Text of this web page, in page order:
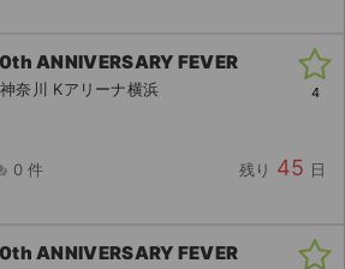
ANNIVERSARY FEVER
奈川 Kアリーナ横浜
0 件 残り 45 日
4
ANNIVERSARY FEVER